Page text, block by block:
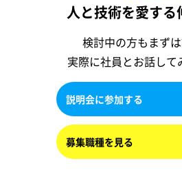
人と技術を愛する
検討中の方もまず
実際に社員とお話して
説明会に参加する
募集職種を見る